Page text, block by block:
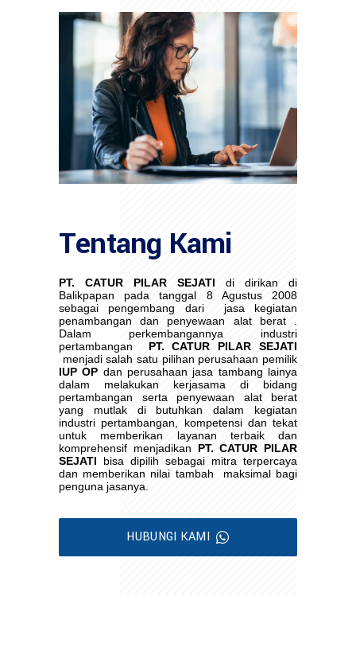
Tentang Kami
PT. CATUR PILAR SEJATI di dirikan di
Balikpapan pada tanggal 8 Agustus 2008
sebagai pengembang dari
jasa kegiatan
penambangan dan penyewaan alat berat .
Dalam perkembangannya industri
pertambangan
PT. CATUR PILAR SEJATI
menjadi salah satu pilihan perusahaan pemilik
IUP OP dan perusahaan jasa tambang lainya
dalam melakukan kerjasama di bidang
pertambangan serta penyewaan alat berat
yang mutlak di butuhkan dalam kegiatan
industri pertambangan, kompetensi dan tekat
untuk memberikan layanan terbaik dan
komprehensif menjadikan PT. CATUR PILAR
SEJATI bisa dipilih sebagai mitra terpercaya
dan memberikan nilai tambah
maksimal bagi
penguna jasanya.
HUBUNGI KAMI